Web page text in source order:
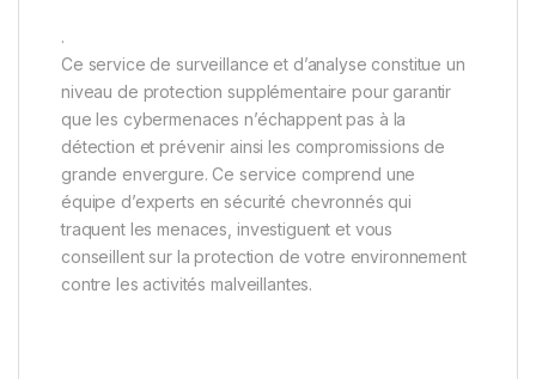
.
Ce service de surveillance et d’analyse constitue un
niveau de protection supplémentaire pour garantir
que les cybermenaces n’échappent pas à la
détection et prévenir ainsi les compromissions de
grande envergure. Ce service comprend une
équipe d’experts en sécurité chevronnés qui
traquent les menaces, investiguent et vous
conseillent sur la protection de votre environnement
contre les activités malveillantes.